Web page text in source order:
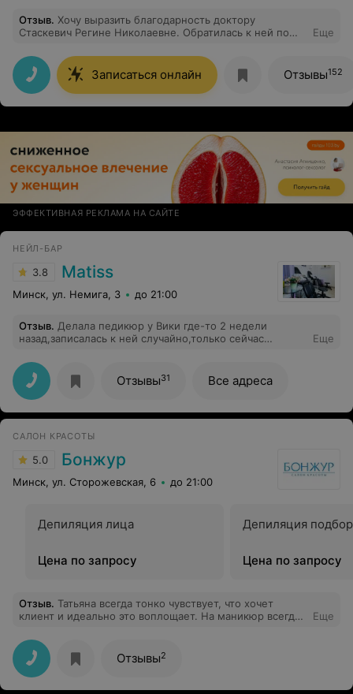
Отзыв. Хочу выразить благодарность доктору
Стаскевич Регине Николаевне. Обратилась к ней по
всех ожиданий. Милейшего и приятного доктора я ещё
не встречала. Очень мягкая и деликатная. На
протяжении всего времени доктор постоянно
спрашивала как мое самочувствие. Общение было
приятное и без напряга. Доктор дала подробные
что человек действительно любит свою работу и
делает ее с душой.
Еще
Записаться онлайн Отзывы152
ЭФФЕКТИВНАЯ РЕКЛАМА НА САЙТЕ
НЕЙЛ-БАР
3.8 Matiss
Минск, ул. Немига, 3 до 21:00
Отзыв. Делала педикюр у Вики где-то 2 недели
назад,записалась к ней случайно,только сейчас
понравилось, не рекомендую, мастер опоздала, на
вопросы отвечала надменно, инструменты она
доставала не при мне. Короче больше не пойду.
Еще
Отзывы31 Все адреса
САЛОН КРАСОТЫ
5.0 Бонжур
Минск, ул. Сторожевская, 6 до 21:00
Депиляция лица
Цена по запросу
Депиляция
Цена по запросу
Отзыв. Татьяна всегда тонко чувствует, что хочет
клиент и идеально это воплощает. На маникюр всегда
желаемый результат и очень приятную беседу
Еще
Отзывы2